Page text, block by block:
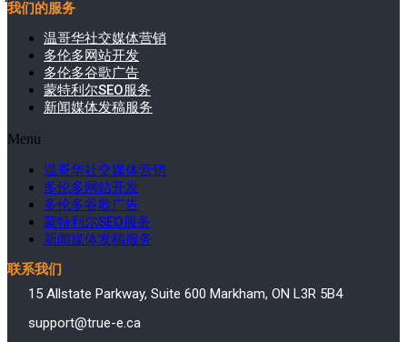
我们的服务
温哥华社交媒体营销
多伦多网站开发
多伦多谷歌广告
蒙特利尔SEO服务
新闻媒体发稿服务
Menu
温哥华社交媒体营销
多伦多网站开发
多伦多谷歌广告
蒙特利尔SEO服务
新闻媒体发稿服务
联系我们
15 Allstate Parkway, Suite 600 Markham, ON L3R 5B4
support@true-e.ca